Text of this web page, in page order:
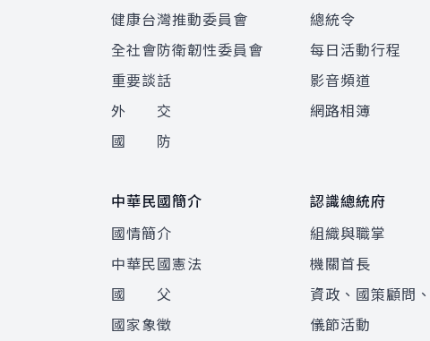
健康台灣推動委員會
全社會防衛韌性委員會
重要談話
外 交
國 防
總統令
每日活動行程
影音頻道
網路相簿
中華民國簡介
國情簡介
中華民國憲法
國 父
國家象徵
認識總統府
組織與職掌
機關首長
資政、國策顧問
儀節活動